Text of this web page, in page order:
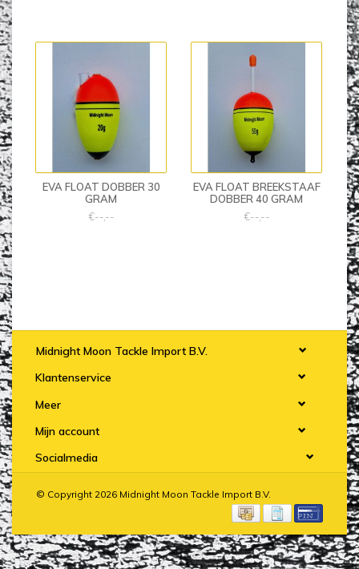
EVA FLOAT DOBBER 30
GRAM
€--,--
EVA FLOAT BREEKSTAAF
DOBBER 40 GRAM
€--,--
Midnight Moon Tackle Import B.V.
Klantenservice
Meer
Mijn account
Socialmedia
© Copyright 2026 Midnight Moon Tackle Import B.V.